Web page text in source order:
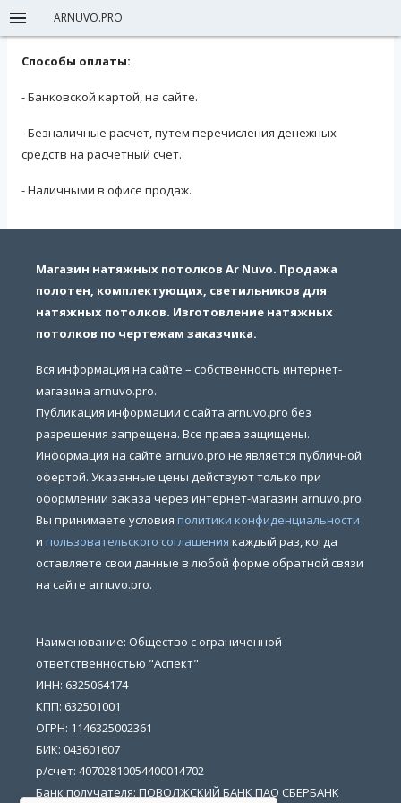
ARNUVO.PRO
Способы оплаты:
- Банковской картой, на сайте.
- Безналичные расчет, путем перечисления денежных
средств на расчетный счет.
- Наличными в офисе продаж.
Магазин натяжных потолков Ar Nuvo. Продажа
полотен, комплектующих, светильников для
натяжных потолков. Изготовление натяжных
потолков по чертежам заказчика.
Вся информация на сайте – собственность интернет-
магазина arnuvo.pro.
Публикация информации с сайта arnuvo.pro без
разрешения запрещена. Все права защищены.
Информация на сайте arnuvo.pro не является публичной
офертой. Указанные цены действуют только при
оформлении заказа через интернет-магазин arnuvo.pro.
Вы принимаете условия политики конфиденциальности
и пользовательского соглашения каждый раз, когда
оставляете свои данные в любой форме обратной связи
на сайте arnuvo.pro.
Наименование: Общество с ограниченной
ответственностью "Аспект"
ИНН: 6325064174
КПП: 632501001
ОГРН: 1146325002361
БИК: 043601607
р/счет: 40702810054400014702
Банк получателя: ПОВОЛЖСКИЙ БАНК ПАО СБЕРБАНК